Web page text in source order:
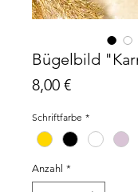
Bügelbild
8,00 €Preis
Schriftfarbe *
Anzahl *